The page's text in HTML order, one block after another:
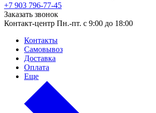
+7 903 796-77-45
Заказать звонок
Контакт-центр Пн.-пт. с 9:00 до 18:00
Контакты
Самовывоз
Доставка
Оплата
Еще